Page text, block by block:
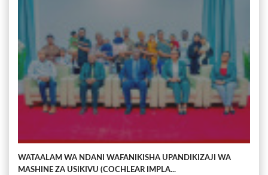
WATAALAM WA NDANI WAFANIKISHA UPANDIKIZAJI WA
MASHINE ZA USIKIVU (COCHLEAR IMPLA...